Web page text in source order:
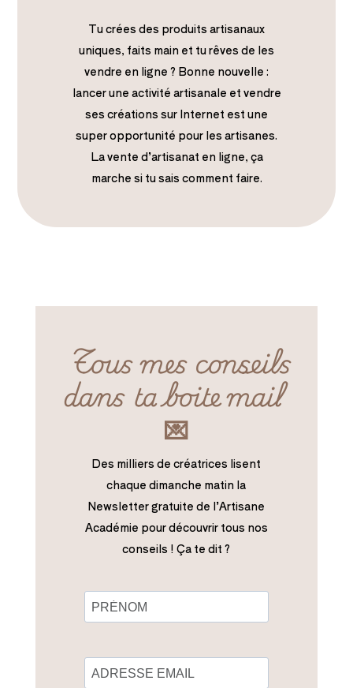
Tu crées des produits artisanaux
uniques, faits main et tu rêves de les
vendre en ligne ? Bonne nouvelle :
lancer une activité artisanale et vendre
ses créations sur Internet est une
super opportunité pour les artisanes.
La vente d’artisanat en ligne, ça
marche si tu sais comment faire.
Tous mes conseils
dans ta boite mail
💌
Des milliers de créatrices lisent
chaque dimanche matin la
Newsletter gratuite de l’Artisane
Académie pour découvrir tous nos
conseils ! Ça te dit ?